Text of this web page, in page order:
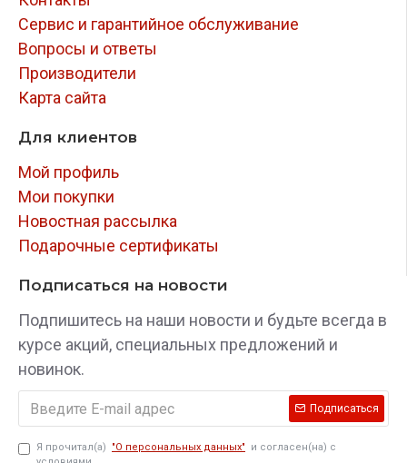
Сервис и гарантийное обслуживание
Вопросы и ответы
Производители
Карта сайта
Для клиентов
Мой профиль
Мои покупки
Новостная рассылка
Подарочные сертификаты
Подписаться на новости
Подпишитесь на наши новости и будьте всегда в
курсе акций, специальных предложений и
новинок.
Подписаться
Я прочитал(а) "О персональных данных"
и согласен(на) с